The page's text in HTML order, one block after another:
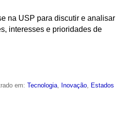
na USP para discutir e analisar
interesses e prioridades de
em:Tecnologia Inovação Estados